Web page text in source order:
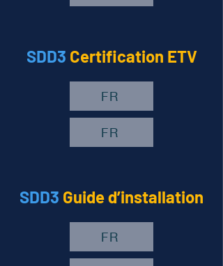
SDD3 Certification ETV
FR
FR
SDD3 Guide d’installation
FR